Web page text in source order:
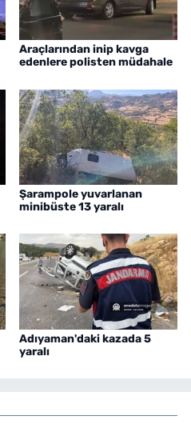
Araçlarından inip kavga
edenlere polisten müdahale
Şarampole yuvarlanan
minibüste 13 yaralı
Adıyaman'daki kazada 5
yaralı